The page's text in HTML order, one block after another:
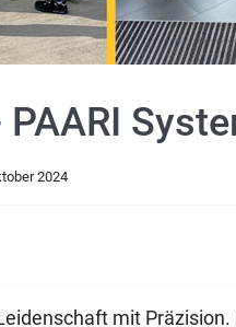
PAARI
2024
mit